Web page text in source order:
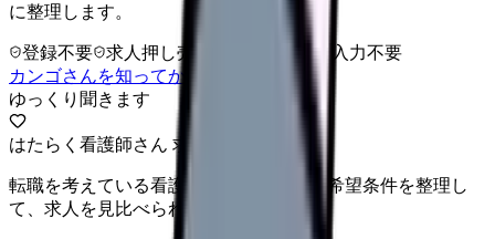
に整理します。
登録不要 求人押し売りなし
病院名は入力不要
カンゴさんを知ってから相談する
ゆっくり聞きます
はたらく看護師さん 求人
転職を考えている看護師さんへ。まずは希望条件を整理し
て、求人を見比べられます。